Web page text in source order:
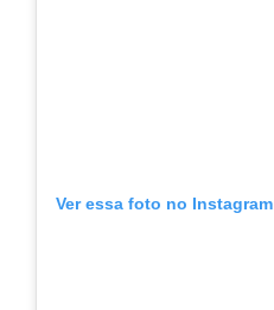
Ver essa foto no Instagram